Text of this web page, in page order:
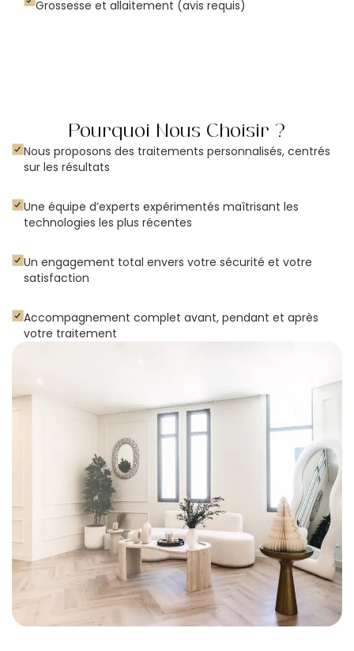
Grossesse et allaitement (avis requis)
Pourquoi Nous Choisir ?
Nous proposons des traitements personnalisés, centrés
sur les résultats
Une équipe d’experts expérimentés maîtrisant les
technologies les plus récentes
Un engagement total envers votre sécurité et votre
satisfaction
Accompagnement complet avant, pendant et après
votre traitement